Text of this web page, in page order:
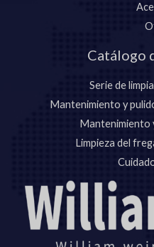
Catálogo
Serie de
Mantenimiento y
Mantenimiento
Limpieza del